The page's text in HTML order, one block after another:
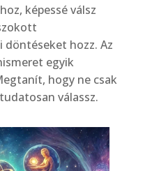
képessé válsz
döntéseket hozz. Az
egyik
hogy ne csak
válassz.